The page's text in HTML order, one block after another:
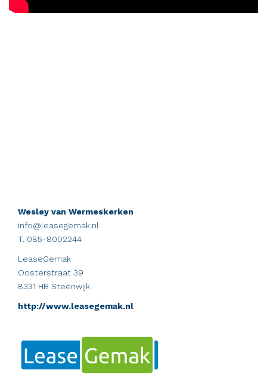
Wesley van Wermeskerken
info@leasegemak.nl
T. 085-8002244
LeaseGemak
Oosterstraat 39
8331 HB Steenwijk
http://www.leasegemak.nl